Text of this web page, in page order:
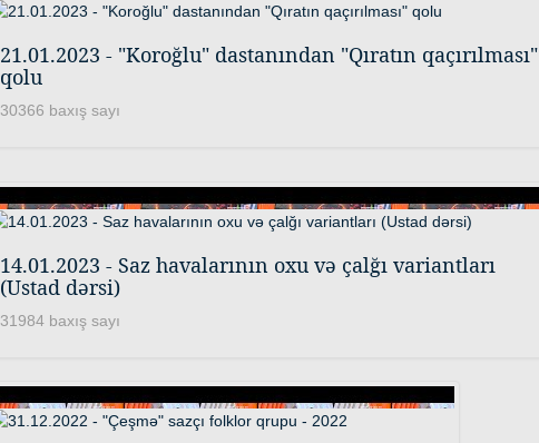
21.01.2023 - "Koroğlu" dastanından "Qıratın qaçırılması"
qolu
30366 baxış sayı
14.01.2023 - Saz havalarının oxu və çalğı variantları
(Ustad dərsi)
31984 baxış sayı